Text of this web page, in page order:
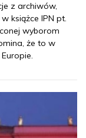
z archiwów,
książce IPN pt.
wyborom
że to w